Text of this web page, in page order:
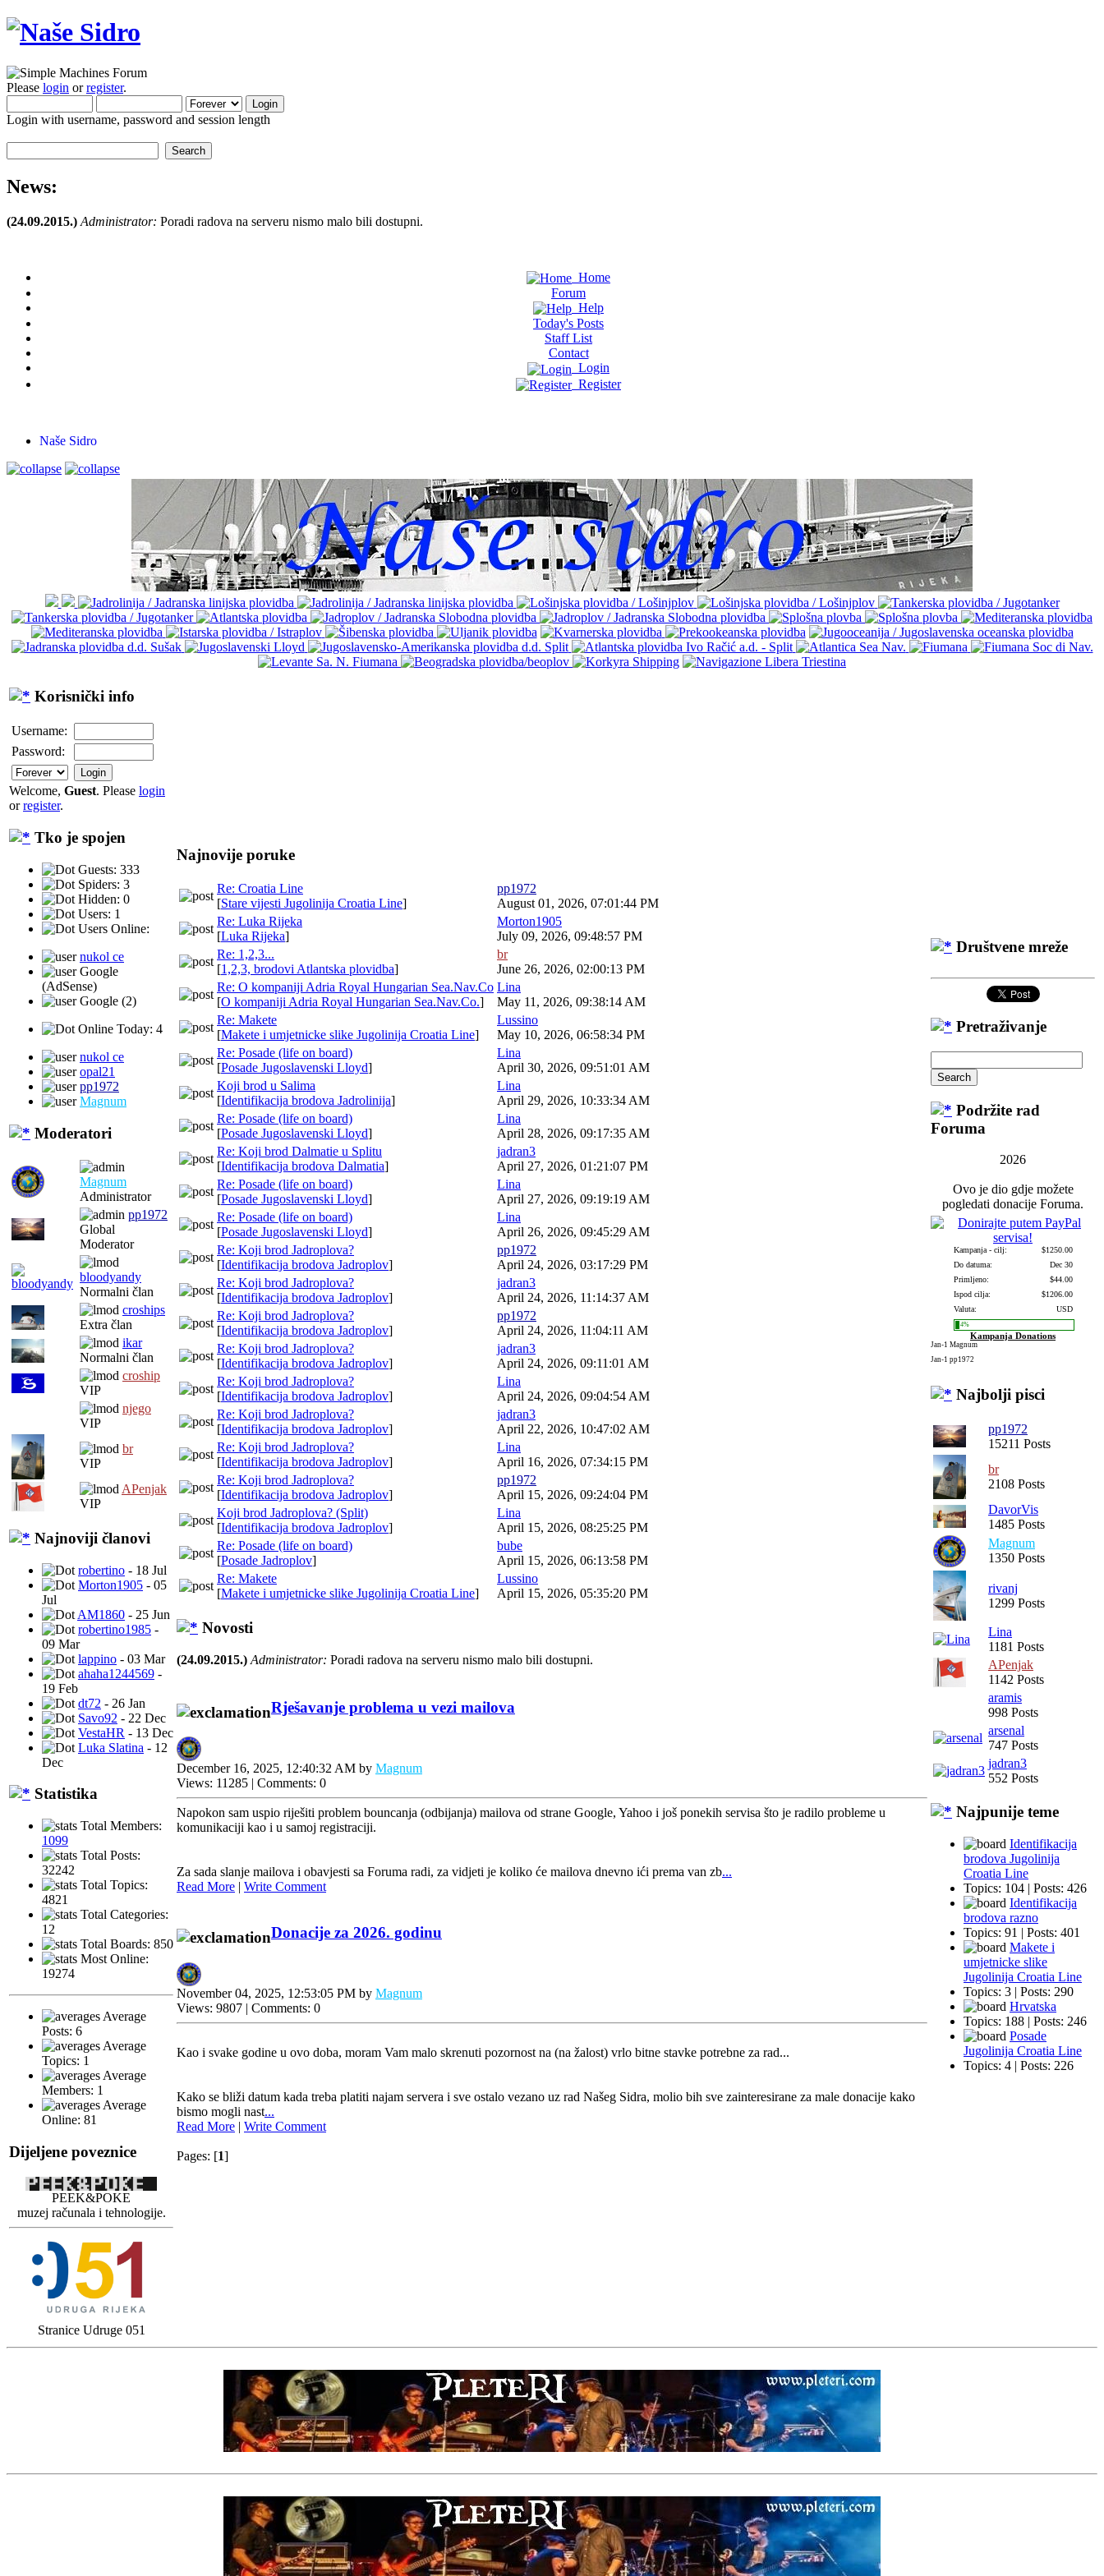
Please login orregister.
Login with username, password and session length
News:
(24.09.2015.) Administrator: Poradi radova na serveru nismo malo bili dostupni.
Home
Forum
Help
Today's Posts
Staff List
Contact
Login
Register
Naše Sidro
Korisnički info
Username:
Password:
Welcome, Guest. Please login
orregister.
Tko je spojen
Guests: 333
Spiders: 3
Hidden: 0
Users: 1
Users Online:
nukol ce
Google
(AdSense)
Google (2)
Online Today: 4
nukol ce
opal21
pp1972
Magnum
Moderatori
Magnum
Administrator
pp1972
Global
Moderator
bloodyandy
Normalni član
croships
Extra član
ikar
Normalni član
croship
VIP
njego
VIP
br
VIP
APenjak
VIP
Najnoviji članovi
robertino - 18 Jul
Morton1905 - 05
Jul
AM1860 - 25 Jun
robertino1985 -
09 Mar
lappino - 03 Mar
ahaha1244569 -
19 Feb
dt72 - 26 Jan
Savo92 - 22 Dec
VestaHR - 13 Dec
Luka Slatina - 12
Dec
Statistika
Total Members:
1099
Total Posts:
32242
Total Topics:
4821
Total Categories:
12
Total Boards: 850
Most Online:
19274
Average
Posts: 6
Average
Topics: 1
Average
Members: 1
Average
Online: 81
Dijeljene poveznice
PEEK&POKE
muzej računala i tehnologije.
Stranice Udruge 051
Najnovije poruke
Re: Croatia Line
[Stare vijesti Jugolinija Croatia Line]
pp1972
August 01, 2026, 07:01:44 PM
Re: Luka Rijeka
[Luka Rijeka]
Morton1905
July 09, 2026, 09:48:57 PM
Re: 1,2,3...
[1,2,3, brodovi Atlantska plovidba]
br
June 26, 2026, 02:00:13 PM
Re: O kompaniji Adria Royal Hungarian Sea.Nav.Co
[O kompaniji Adria Royal Hungarian Sea.Nav.Co.]
Lina
May 11, 2026, 09:38:14 AM
Re: Makete
[Makete i umjetnicke slike Jugolinija Croatia Line]
Lussino
May 10, 2026, 06:58:34 PM
Re: Posade (life on board)
[Posade Jugoslavenski Lloyd]
Lina
April 30, 2026, 09:51:01 AM
Koji brod u Salima
[Identifikacija brodova Jadrolinija]
Lina
April 29, 2026, 10:33:34 AM
Re: Posade (life on board)
[Posade Jugoslavenski Lloyd]
Lina
April 28, 2026, 09:17:35 AM
Re: Koji brod Dalmatie u Splitu
[Identifikacija brodova Dalmatia]
jadran3
April 27, 2026, 01:21:07 PM
Re: Posade (life on board)
[Posade Jugoslavenski Lloyd]
Lina
April 27, 2026, 09:19:19 AM
Re: Posade (life on board)
[Posade Jugoslavenski Lloyd]
Lina
April 26, 2026, 09:45:29 AM
Re: Koji brod Jadroplova?
[Identifikacija brodova Jadroplov]
pp1972
April 24, 2026, 03:17:29 PM
Re: Koji brod Jadroplova?
[Identifikacija brodova Jadroplov]
jadran3
April 24, 2026, 11:14:37 AM
Re: Koji brod Jadroplova?
[Identifikacija brodova Jadroplov]
pp1972
April 24, 2026, 11:04:11 AM
Re: Koji brod Jadroplova?
[Identifikacija brodova Jadroplov]
jadran3
April 24, 2026, 09:11:01 AM
Re: Koji brod Jadroplova?
[Identifikacija brodova Jadroplov]
Lina
April 24, 2026, 09:04:54 AM
Re: Koji brod Jadroplova?
[Identifikacija brodova Jadroplov]
jadran3
April 22, 2026, 10:47:02 AM
Re: Koji brod Jadroplova?
[Identifikacija brodova Jadroplov]
Lina
April 16, 2026, 07:34:15 PM
Re: Koji brod Jadroplova?
[Identifikacija brodova Jadroplov]
pp1972
April 15, 2026, 09:24:04 PM
Koji brod Jadroplova? (Split)
[Identifikacija brodova Jadroplov]
Lina
April 15, 2026, 08:25:25 PM
Re: Posade (life on board)
[Posade Jadroplov]
bube
April 15, 2026, 06:13:58 PM
Re: Makete
[Makete i umjetnicke slike Jugolinija Croatia Line]
Lussino
April 15, 2026, 05:35:20 PM
Novosti
(24.09.2015.) Administrator: Poradi radova na serveru nismo malo bili dostupni.
Rješavanje problema u vezi mailova
December 16, 2025, 12:40:32 AM by Magnum
Views: 11285 | Comments: 0
Napokon sam uspio riješiti problem bouncanja (odbijanja) mailova od strane Google, Yahoo i još ponekih servisa što je radilo probleme u
komunikaciji kao i u samoj registraciji.
Za sada slanje mailova i obavjesti sa Foruma radi, za vidjeti je koliko će mailova dnevno ići prema van zb...
Read More | Write Comment
Donacije za 2026. godinu
November 04, 2025, 12:53:05 PM by Magnum
Views: 9807 | Comments: 0
Kao i svake godine u ovo doba, moram Vam malo skrenuti pozornost na (na žalost) vrlo bitne stavke potrebne za rad...
Kako se bliži datum kada treba platiti najam servera i sve ostalo vezano uz rad Našeg Sidra, molio bih sve zainteresirane za male donacije kako
bismo mogli nast...
Read More | Write Comment
Pages: [1]
Društvene mreže
Pretraživanje
Podržite rad
Foruma
2026
Ovo je dio gdje možete
pogledati donacije Foruma.
Kampanja - cilj:
$1250.00
Do datuma:
Dec 30
Primljeno:
$44.00
Ispod cilja:
$1206.00
Valuta:
USD
4%
Kampanja Donations
Jan-1 Magnum
Jan-1 pp1972
Najbolji pisci
pp1972
15211 Posts
br
2108 Posts
DavorVis
1485 Posts
Magnum
1350 Posts
rivanj
1299 Posts
Lina
1181 Posts
APenjak
1142 Posts
aramis
998 Posts
arsenal
747 Posts
jadran3
552 Posts
Najpunije teme
Identifikacija
brodova Jugolinija
Croatia Line
Topics: 104 | Posts: 426
Identifikacija
brodova razno
Topics: 91 | Posts: 401
Makete i
umjetnicke slike
Jugolinija Croatia Line
Topics: 3 | Posts: 290
Hrvatska
Topics: 188 | Posts: 246
Posade
Jugolinija Croatia Line
Topics: 4 | Posts: 226